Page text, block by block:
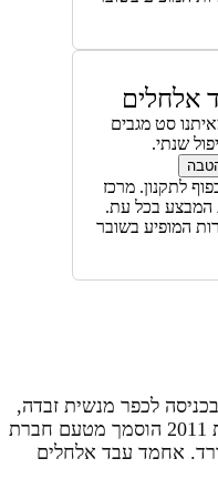
סט מגבים
שנתי.
לתקנון. מרכז
בכל עת.
המופיע בשובר
לכפר מנשית זבדה,
החל את פעילותו בשנת 1992. בשנת 2011 הוסמך מטעם חברת
אחמד עבד אלחלים
עבד אלחלים, את